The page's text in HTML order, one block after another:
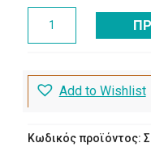
ΡΟΔΙΟΥ
Add to Wishlist
Κωδικός προϊόντος: